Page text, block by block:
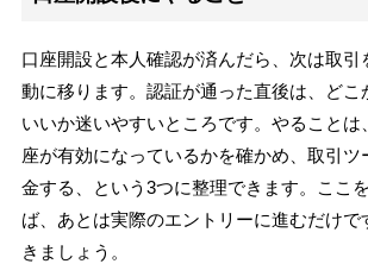
口座開設と本人確認が済んだら、次は取引
動に移ります。認証が通った直後は、どこ
いいか迷いやすいところです。やることは
座が有効になっているかを確かめ、取引ツ
金する、という3つに整理できます。ここ
ば、あとは実際のエントリーに進むだけで
きましょう。